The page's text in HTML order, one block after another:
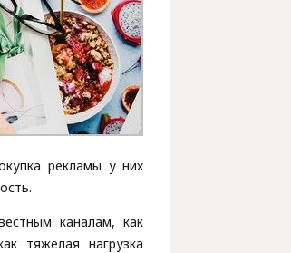
рекламы у них
каналам, как
тяжелая нагрузка